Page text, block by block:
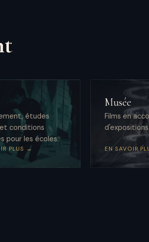
études
conditions
pour les écoles.
PLUS →
Musée
Films en
EN SAVOIR